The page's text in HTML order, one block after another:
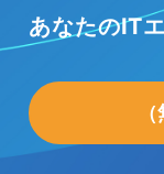
あなたのIT